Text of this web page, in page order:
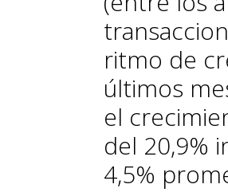
ritmo de
últimos
el
del 20,9%
4,5%